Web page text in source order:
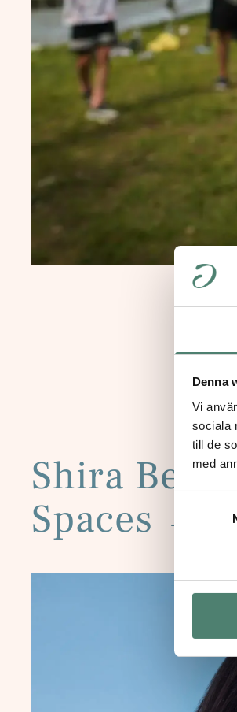
Denna
Vi
sociala
till de
med
Shira
Spaces →